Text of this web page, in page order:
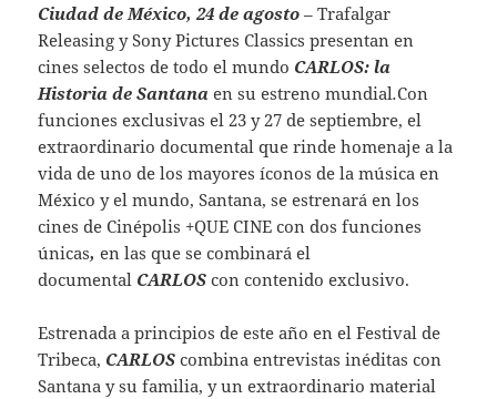
Ciudad de México, 24 de agosto– Trafalgar
Releasing y Sony Pictures Classics presentan en
cines selectos de todo el mundo CARLOS: la
Historia de Santanaen su estreno mundial.Con
funciones exclusivas el 23 y 27 de septiembre, el
extraordinario documental que rinde homenaje a la
vida de uno de los mayores íconos de la música en
México y el mundo, Santana, se estrenará en los
cines de Cinépolis +QUE CINE con dos funciones
únicas, en las que se combinará el
documental CARLOS con contenido exclusivo.
Estrenada a principios de este año en el Festival de
Tribeca, CARLOS combina entrevistas inéditas con
Santana y su familia, y un extraordinario material